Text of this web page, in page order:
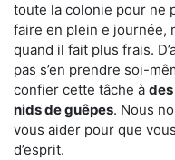
toute la colonie pour ne
faire en plein e journée,
quand il fait plus frais.
pas s’en prendre soi-
confier cette tâche à
nids de guêpes. Nous
vous aider pour que
d’esprit.